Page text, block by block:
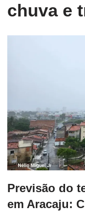
chuva e
Previsão do
em Aracaju: